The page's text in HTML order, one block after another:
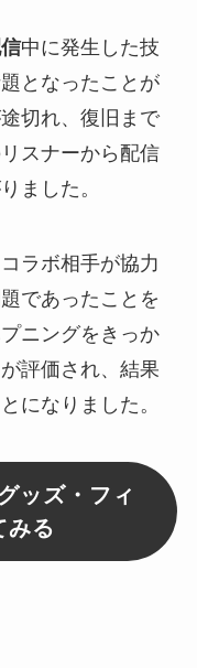
中に発生した技
となったことが
切れ、復旧まで
スナーから配信
ました。
ラボ相手が協力
であったことを
ニングをきっか
評価され、結果
になりました。
ッズ・フィ
みる